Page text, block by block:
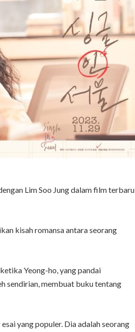
Lim Soo Jung dalam film terbaru
kisah romansa antara seorang
Yeong-ho, yang pandai
sendirian, membuat buku tentang
yang populer. Dia adalah seorang